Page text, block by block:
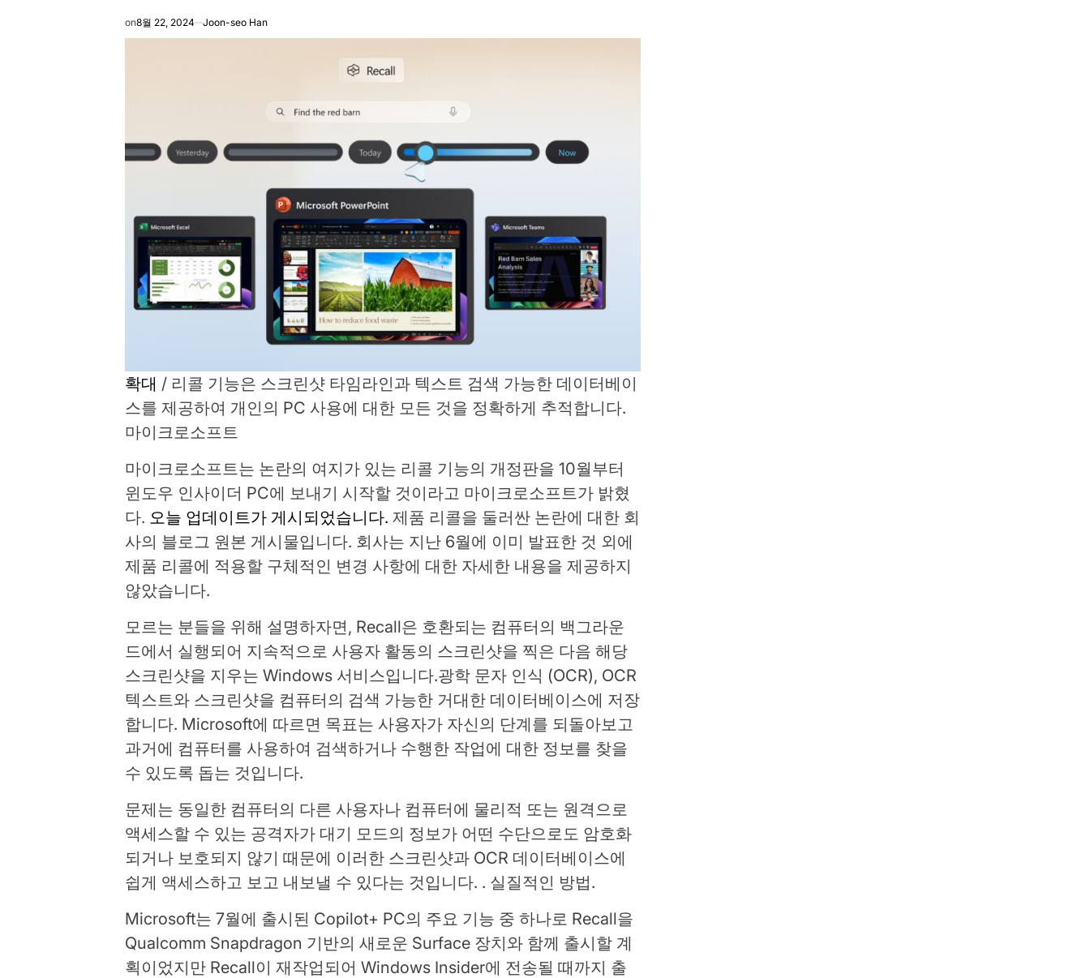
on8월 22, 2024 Joon-seo Han
확대 / 리콜 기능은 스크린샷 타임라인과 텍스트 검색 가능한 데이터베이
스를 제공하여 개인의 PC 사용에 대한 모든 것을 정확하게 추적합니다.
마이크로소프트
마이크로소프트는 논란의 여지가 있는 리콜 기능의 개정판을 10월부터
윈도우 인사이더 PC에 보내기 시작할 것이라고 마이크로소프트가 밝혔
다. 오늘 업데이트가 게시되었습니다. 제품 리콜을 둘러싼 논란에 대한 회
사의 블로그 원본 게시물입니다. 회사는 지난 6월에 이미 발표한 것 외에
제품 리콜에 적용할 구체적인 변경 사항에 대한 자세한 내용을 제공하지
않았습니다.
모르는 분들을 위해 설명하자면, Recall은 호환되는 컴퓨터의 백그라운
드에서 실행되어 지속적으로 사용자 활동의 스크린샷을 찍은 다음 해당
스크린샷을 지우는 Windows 서비스입니다.광학 문자 인식 (OCR), OCR
텍스트와 스크린샷을 컴퓨터의 검색 가능한 거대한 데이터베이스에 저장
합니다. Microsoft에 따르면 목표는 사용자가 자신의 단계를 되돌아보고
과거에 컴퓨터를 사용하여 검색하거나 수행한 작업에 대한 정보를 찾을
수 있도록 돕는 것입니다.
문제는 동일한 컴퓨터의 다른 사용자나 컴퓨터에 물리적 또는 원격으로
액세스할 수 있는 공격자가 대기 모드의 정보가 어떤 수단으로도 암호화
되거나 보호되지 않기 때문에 이러한 스크린샷과 OCR 데이터베이스에
쉽게 액세스하고 보고 내보낼 수 있다는 것입니다. . 실질적인 방법.
Microsoft는 7월에 출시된 Copilot+ PC의 주요 기능 중 하나로 Recall을
Qualcomm Snapdragon 기반의 새로운 Surface 장치와 함께 출시할 계
획이었지만 Recall이 재작업되어 Windows Insider에 전송될 때까지 출